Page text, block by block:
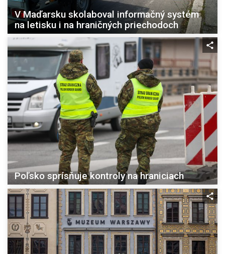
V Maďarsku skolaboval informačný systém
na letisku i na hraničných priechodoch
Poľsko sprísňuje kontroly na hraniciach